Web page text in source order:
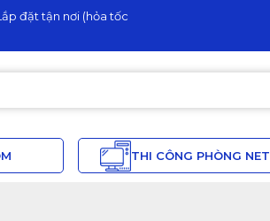
đặt tận nơi (hỏa tốc
THI CÔNG PHÒNG NET